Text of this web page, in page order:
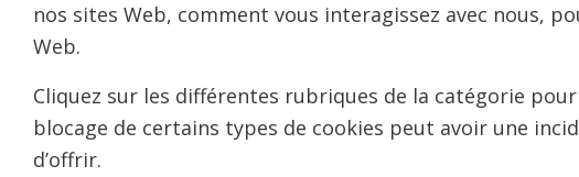
nos sites Web, comment vous interagissez avec nous,
Web.
Cliquez sur les différentes rubriques de la catégorie
blocage de certains types de cookies peut avoir une
d’offrir.